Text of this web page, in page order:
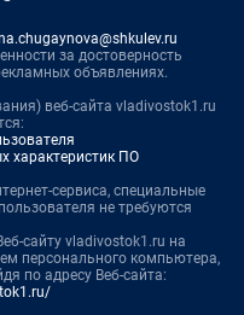
за достоверность
объявлениях.
веб-сайта vladivostok1.ru
характеристик ПО
сервиса, специальные
не требуются
сайту vladivostok1.ru на
персонального компьютера,
по адресу Веб-сайта: